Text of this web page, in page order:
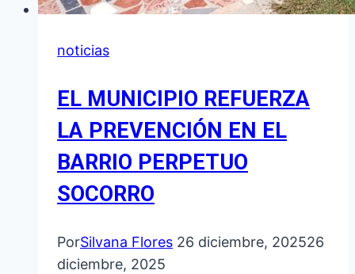
noticias
EL MUNICIPIO REFUERZA
LA PREVENCIÓN EN EL
BARRIO PERPETUO
SOCORRO
PorSilvana Flores 26 diciembre, 202526
diciembre, 2025